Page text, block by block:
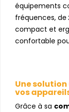
équipements
fréquences, de
compact et
confortable
Une
vos
Grâce à sa